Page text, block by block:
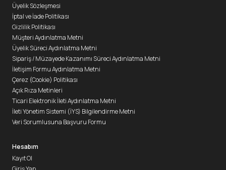
Üyelik Sözleşmesi
İptal ve İade Politikası
Gizlilik Politikası
Müşteri Aydınlatma Metni
Üyelik Süreci Aydınlatma Metni
Sipariş / Müzayede Kazanımı Süreci Aydınlatma Metni
İletişim Formu Aydınlatma Metni
Çerez (Cookie) Politikası
Açık Rıza Metinleri
Ticari Elektronik İleti Aydınlatma Metni
İleti Yönetim Sistemi (İYS) Bilgilendirme Metni
Veri Sorumlusuna Başvuru Formu
Hesabım
Kayıt Ol